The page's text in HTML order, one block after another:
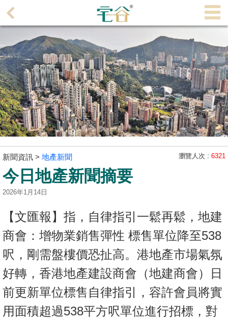
理
主
頁
搵
樓/
成
交
主
放
盤
谷
按
揭
地
產
博
客
新聞資訊 > 地產新聞 瀏覽人次 : 6321
今日地產新聞摘要
2026年1月14日
【文匯報】指，自律指引一鬆再鬆，地建
商會：增物業銷售彈性 標售單位降至538
呎，剛需盤樓價恐扯高。港地產市場氣氛
好轉，香港地產建設商會（地建商會）日
前更新單位標售自律指引，容許會員將實
用面積超過538平方呎單位進行招標，對